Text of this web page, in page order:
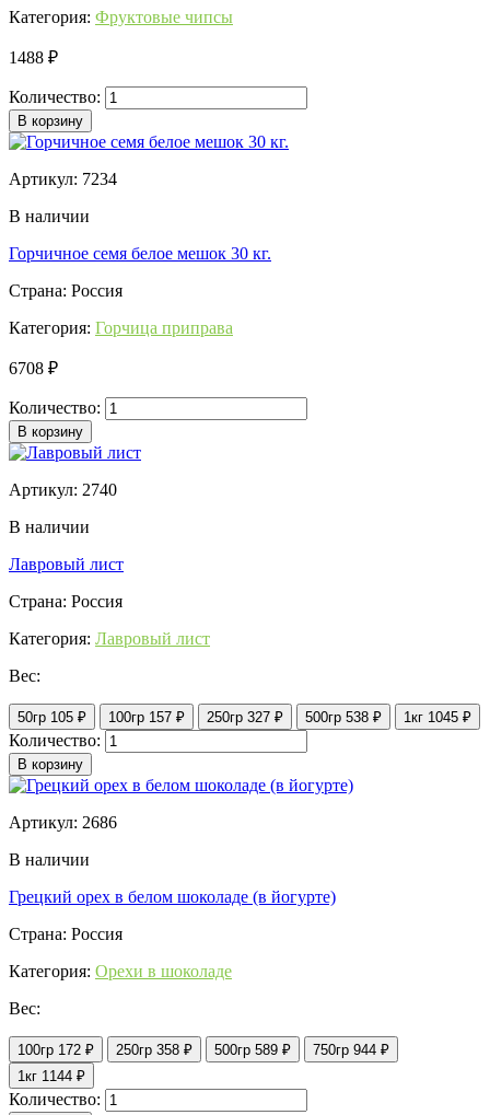
Категория: Фруктовые чипсы
1488 ₽
Количество:
В корзину
Артикул: 7234
В наличии
Горчичное семя белое мешок 30 кг.
Страна: Россия
Категория: Горчица приправа
6708 ₽
Количество:
В корзину
Артикул: 2740
В наличии
Лавровый лист
Страна: Россия
Категория: Лавровый лист
Вес:
50гр 105 ₽ 100гр 157 ₽ 250гр 327 ₽ 500гр 538 ₽ 1кг 1045 ₽
Количество:
В корзину
Артикул: 2686
В наличии
Грецкий орех в белом шоколаде (в йогурте)
Страна: Россия
Категория: Орехи в шоколаде
Вес:
100гр 172 ₽ 250гр 358 ₽ 500гр 589 ₽ 750гр 944 ₽
1кг 1144 ₽
Количество: